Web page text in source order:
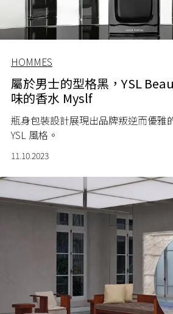
HOMMES
屬於男士的型格黑，YSL
味的香水 Myslf
瓶身包裝設計展現出品牌叛逆而優雅
YSL 風格。
11.10.2023